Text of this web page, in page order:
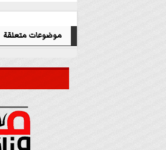
موضوعات متعلقة